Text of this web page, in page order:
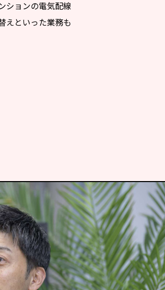
ションの電気配線
えといった業務も